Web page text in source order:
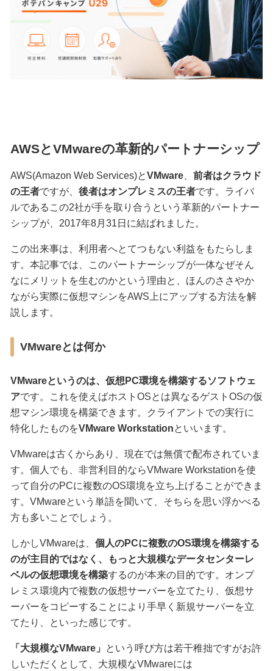
AWSとVMwareの革新的パートナーシップ
AWS(Amazon Web Services)とVMware、 前者はクラウド
の王者ですが、 後者はオンプレミスの王者です。ライバ
ルであるこの2社が手を取り合うという革新的パートナー
シップが、2017年8月31日に結ばれました。
この出来事は、利用者へとてつもない利益をもたらしま
す。本記事では、このパートナーシップが一体なぜそん
なにメリットを生むのかという理由と、ほんのささやか
ながら実際に仮想マシンをAWS上にアップする方法を解
説します。
VMwareとは何か
VMwareというのは、仮想PC環境を構築するソフトウェ
アです。これを使えばホストOSとは異なるゲストOSの仮
想マシン環境を構築できます。クライアントでの実行に
特化したものをVMware Workstationといいます。
VMwareは古くからあり、現在では無償で配布されていま
す。個人でも、非営利目的ならVMware Workstationを使
って自分のPCに複数のOS環境を立ち上げることができま
す。VMwareという単語を聞いて、そちらを思い浮かべる
方も多いことでしょう。
しかしVMwareは、 個人のPCに複数のOS環境を構築する
のが主目的ではなく、もっと大規模なデータセンターレ
ベルの仮想環境を構築するのが本来の目的です。オンプ
レミス環境内で複数の仮想サーバーを立てたり、仮想サ
ーバーをコピーすることにより手早く新規サーバーを立
てたり、といった感じです。
「大規模なVMware」
という呼び方は若干稚拙ですがお許
しいただくとして、大規模なVMwareには